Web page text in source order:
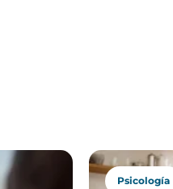
Psicología